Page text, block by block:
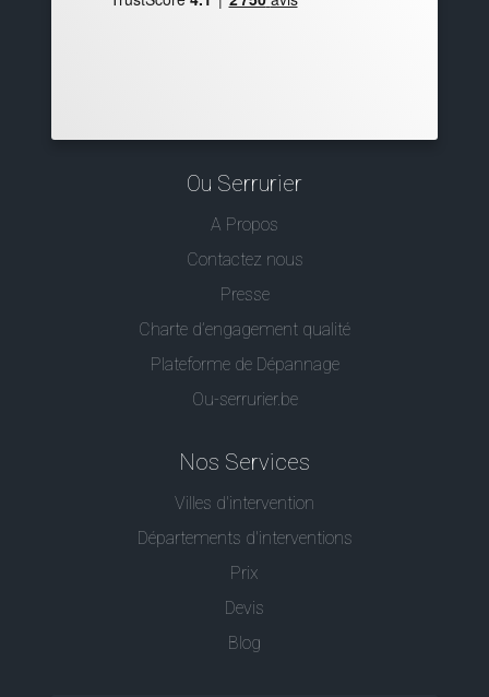
Ou Serrurier
A Propos
Contactez nous
Presse
Charte d’engagement qualité
Plateforme de Dépannage
Ou-serrurier.be
Nos Services
Villes d'intervention
Départements d'interventions
Prix
Devis
Blog